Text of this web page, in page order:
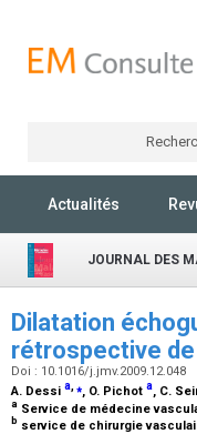
Actualités
JOURNAL DES
Dilatation
rétrospective
Doi : 10.1016/j.jmv.2009.12.048
A. Dessi a ⁎, O. Pichot a, C.
a Service de médecine
b service de chirurgie